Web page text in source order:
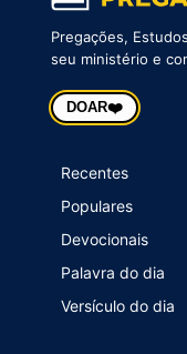
Pregações,
seu ministério e
DOAR❤️
Recentes
Populares
Devocionais
Palavra do dia
Versículo do dia